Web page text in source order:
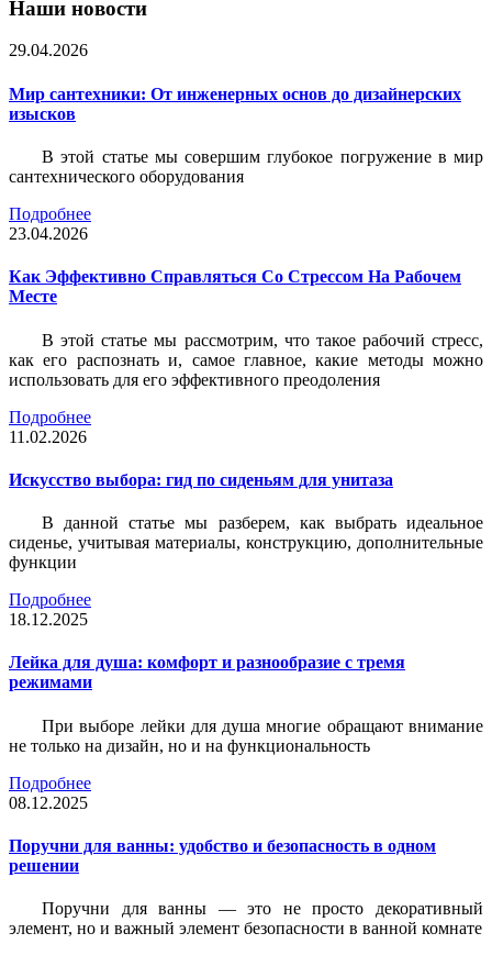
Наши новости
29.04.2026
Мир сантехники: От инженерных основ до дизайнерских
изысков
В этой статье мы совершим глубокое погружение в мир
сантехнического оборудования
Подробнее
23.04.2026
Как Эффективно Справляться Со Стрессом На Рабочем
Месте
В этой статье мы рассмотрим, что такое рабочий стресс,
как его распознать и, самое главное, какие методы можно
использовать для его эффективного преодоления
Подробнее
11.02.2026
Искусство выбора: гид по сиденьям для унитаза
В данной статье мы разберем, как выбрать идеальное
сиденье, учитывая материалы, конструкцию, дополнительные
функции
Подробнее
18.12.2025
Лейка для душа: комфорт и разнообразие с тремя
режимами
При выборе лейки для душа многие обращают внимание
не только на дизайн, но и на функциональность
Подробнее
08.12.2025
Поручни для ванны: удобство и безопасность в одном
решении
Поручни для ванны — это не просто декоративный
элемент, но и важный элемент безопасности в ванной комнате